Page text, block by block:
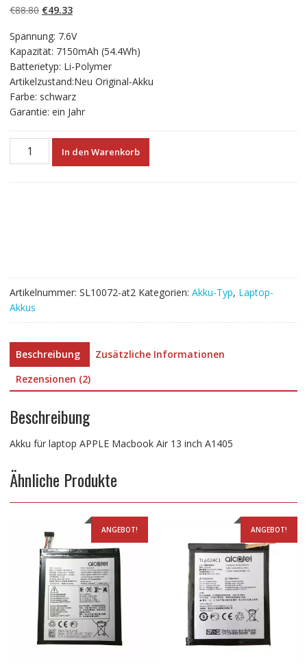
basierend auf
Kundenbewert
€88.80 Ursprünglicher
war:
€88.80
€49.33Aktueller
ist:
€49.33.
Spannung: 7.6V
Kapazität: 7150mAh (54.4Wh)
Batterietyp: Li-Polymer
Artikelzustand:Neu Original-Akku
Farbe: schwarz
Garantie: ein Jahr
Neuer
A1405
Menge
In den Warenkorb
Artikelnummer: SL10072-at2 Kategorien: Akku-Typ, Laptop-
Akkus
Beschreibung
Zusätzliche Informationen
Rezensionen (2)
Beschreibung
Akku für laptop APPLE Macbook Air 13 inch A1405
Ähnliche Produkte
ANGEBOT! ANGEBOT!